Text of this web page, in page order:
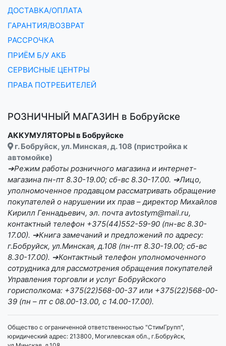
ДОСТАВКА/ОПЛАТА
ГАРАНТИЯ/ВОЗВРАТ
РАССРОЧКА
ПРИЁМ Б/У АКБ
СЕРВИСНЫЕ ЦЕНТРЫ
ПРАВА ПОТРЕБИТЕЛЕЙ
РОЗНИЧНЫЙ МАГАЗИН в Бобруйске
АККУМУЛЯТОРЫ в Бобруйске
г. Бобруйск, ул. Минская, д. 108 (пристройка к
автомойке)
➔Режим работы розничного магазина и интернет-
магазина пн-пт 8.30-19.00; сб-вс 8.30-17.00. ➔Лицо,
уполномоченное продавцом рассматривать обращение
покупателей о нарушении их прав – директор Михайлов
Кирилл Геннадьевич, эл. почта avtostym@mail.ru,
контактный телефон +375(44)552-59-90 (пн-вс 8.30-
17.00). ➔Книга замечаний и предложений по адресу:
г.Бобруйск, ул.Минская, д.108 (пн-пт 8.30-19.00; сб-вс
8.30-17.00). ➔Контактный телефон уполномоченного
сотрудника для рассмотрения обращения покупателей
Управления торговли и услуг Бобруйского
горисполкома: +375(22)568-00-37 или +375(22)568-00-
39 (пн – пт с 08.00-13.00, с 14.00-17.00).
Общество с ограниченной ответственностью "СтимГрупп",
юридический адрес: 213800, Могилевская обл., г.Бобруйск,